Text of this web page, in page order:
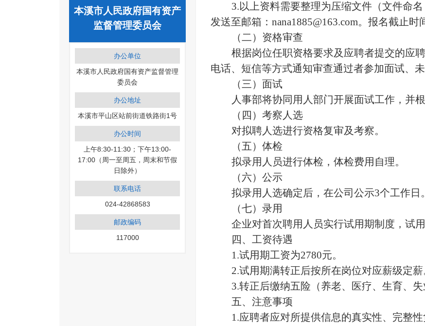
本溪市人民政府国有资产
监督管理委员会
办公单位
本溪市人民政府国有资产监督管理
委员会
办公地址
本溪市平山区站前街道铁路街1号
办公时间
上午8:30-11:30；下午13:00-
17:00（周一至周五，周末和节假
日除外）
联系电话
024-42868583
邮政编码
117000
3.以上资料需要整理为压缩文件（文件命
发送至邮箱： nana1885@163.com。 报名截止时
（二）资格审查
根据岗位任职资格要求及应聘者提交的应
电话、短信等方式通知审查通过者参加面试、
（三）面试
人事部将协同用人部门开展面试工作，并
（四）考察人选
对拟聘人选进行资格复审及考察。
（五）体检
拟录用人员进行体检，体检费用自理。
（六）公示
拟录用人选确定后，在公司公示3个工作日。
（七）录用
企业对首次聘用人员实行试用期制度，试用
四、工资待遇
1.试用期工资为2780元。
2.试用期满转正后按所在岗位对应薪级定薪
3.转正后缴纳五险（养老、医疗、生育、失
五、注意事项
1.应聘者应对所提供信息的真实性、完整